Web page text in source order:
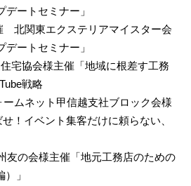
デートセミナー」
北関東エクステリアマイスター会
デートセミナー」
宅協会様主催「地域に根差す工務
戦略
ムネット甲信越支社ブロック会様
！イベント集客だけに頼らない、
の会様主催「地元工務店のための
」